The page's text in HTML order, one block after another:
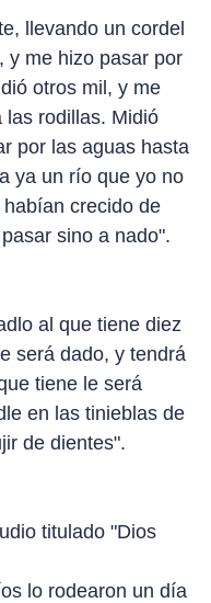
llevando un cordel
y me hizo pasar por
otros mil, y me
las rodillas. Midió
por las aguas hasta
ya un río que yo no
crecido de
sino a nado".
al que tiene diez
será dado, y tendrá
tiene le será
en las tinieblas de
de dientes".
titulado "Dios
lo rodearon un día